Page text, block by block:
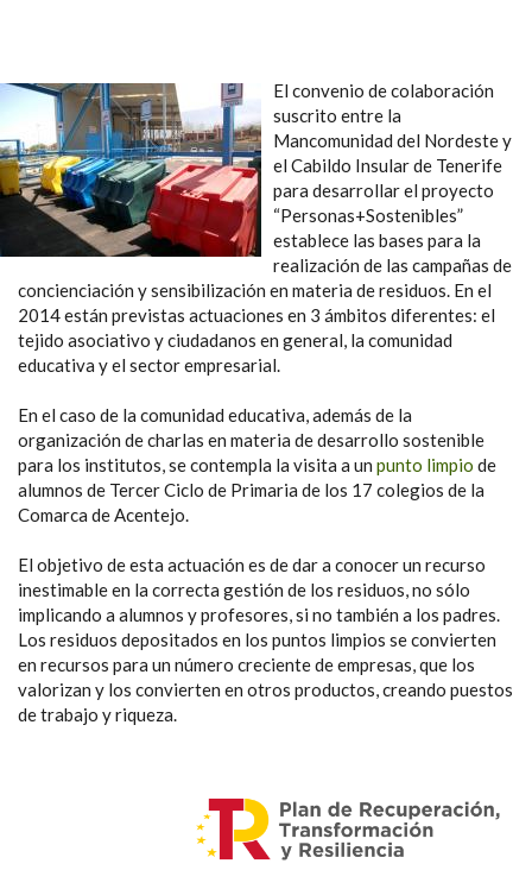
El convenio de colaboración
suscrito entre la
Mancomunidad del Nordeste y
el Cabildo Insular de Tenerife
para desarrollar el proyecto
“Personas+Sostenibles”
establece las bases para la
realización de las campañas de
concienciación y sensibilización en materia de residuos. En el
2014 están previstas actuaciones en 3 ámbitos diferentes: el
tejido asociativo y ciudadanos en general, la comunidad
educativa y el sector empresarial.
En el caso de la comunidad educativa, además de la
organización de charlas en materia de desarrollo sostenible
para los institutos, se contempla la visita a un punto limpio de
alumnos de Tercer Ciclo de Primaria de los 17 colegios de la
Comarca de Acentejo.
El objetivo de esta actuación es de dar a conocer un recurso
inestimable en la correcta gestión de los residuos, no sólo
implicando a alumnos y profesores, si no también a los padres.
Los residuos depositados en los puntos limpios se convierten
en recursos para un número creciente de empresas, que los
valorizan y los convierten en otros productos, creando puestos
de trabajo y riqueza.